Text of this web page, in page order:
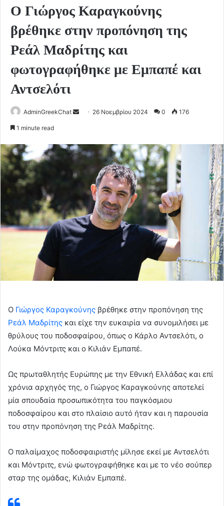
Ο Γιώργος Καραγκούνης
βρέθηκε στην προπόνηση της
Ρεάλ Μαδρίτης και
φωτογραφήθηκε με Εμπαπέ και
Αντσελότι
AdminGreekChat
Send 26 Νοεμβρίου 2024 0 176
1 minute read
Ο Γιώργος Καραγκούνης βρέθηκε στην προπόνηση της
Ρεάλ Μαδρίτης και είχε την ευκαιρία να συνομιλήσει με
θρύλους του ποδοσφαίρου, όπως ο Κάρλο Αντσελότι, ο
Λούκα Μόντριτς και ο Κιλιάν Εμπαπέ.
Ως πρωταθλητής Ευρώπης με την Εθνική Ελλάδας και επί
χρόνια αρχηγός της, ο Γιώργος Καραγκούνης αποτελεί
μία σπουδαία προσωπικότητα του παγκόσμιου
ποδοσφαίρου και στο πλαίσιο αυτό ήταν και η παρουσία
του στην προπόνηση της Ρεάλ Μαδρίτης.
Ο παλαίμαχος ποδοσφαιριστής μίλησε εκεί με Αντσελότι
και Μόντριτς, ενώ φωτογραφήθηκε και με το νέο σούπερ
σταρ της ομάδας, Κιλιάν Εμπαπέ.